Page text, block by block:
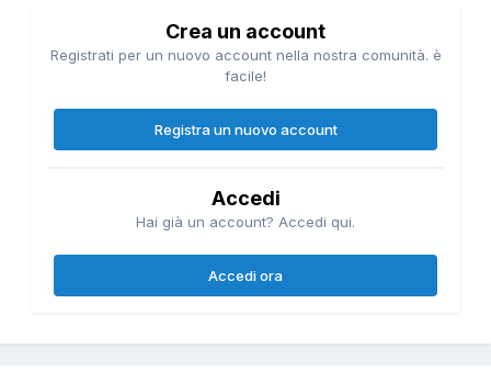
Crea un account
Registrati per un nuovo account nella nostra comunità. è
facile!
Registra un nuovo account
Accedi
Hai già un account? Accedi qui.
Accedi ora